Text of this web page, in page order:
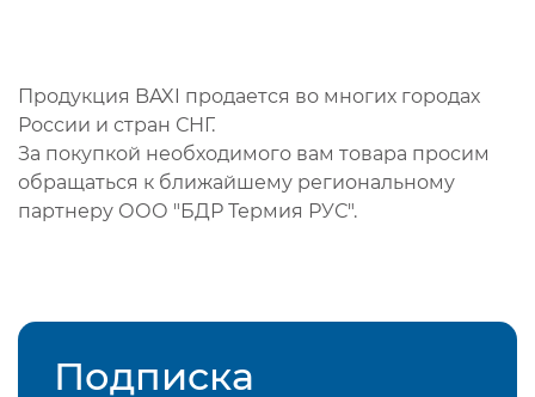
Продукция BAXI продается во многих городах
России и стран СНГ.
За покупкой необходимого вам товара просим
обращаться к ближайшему региональному
партнеру ООО "БДР Термия РУС".
Подписка